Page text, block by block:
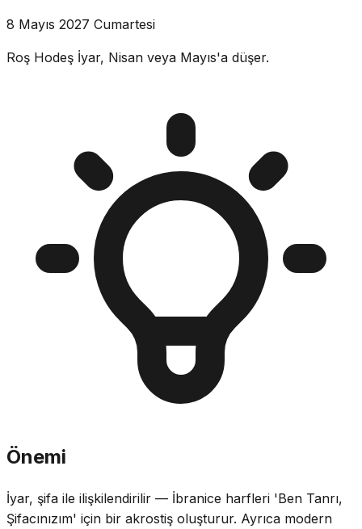
8 Mayıs 2027 Cumartesi
Roş Hodeş İyar, Nisan veya Mayıs'a düşer.
Önemi
İyar, şifa ile ilişkilendirilir — İbranice harfleri 'Ben Tanrı,
Şifacınızım' için bir akrostiş oluşturur. Ayrıca modern